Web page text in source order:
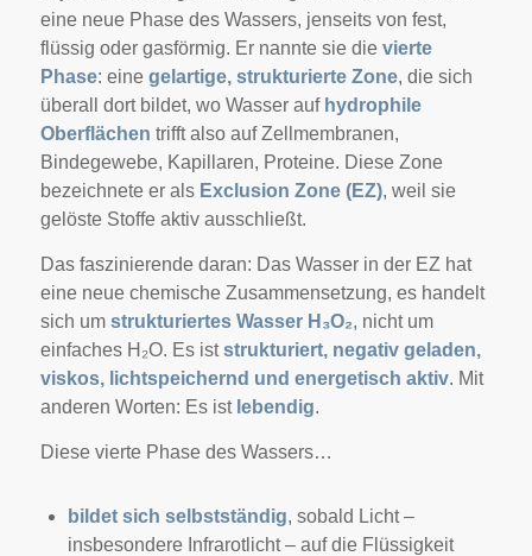
eine neue Phase des Wassers, jenseits von fest,
flüssig oder gasförmig. Er nannte sie die vierte
Phase: eine gelartige, strukturierte Zone, die sich
überall dort bildet, wo Wasser auf hydrophile
Oberflächen trifft also auf Zellmembranen,
Bindegewebe, Kapillaren, Proteine. Diese Zone
bezeichnete er als Exclusion Zone (EZ), weil sie
gelöste Stoffe aktiv ausschließt.
Das faszinierende daran: Das Wasser in der EZ hat
eine neue chemische Zusammensetzung, es handelt
sich um strukturiertes Wasser H₃O₂, nicht um
einfaches H₂O. Es iststrukturiert, negativ geladen,
viskos, lichtspeichernd und energetisch aktiv. Mit
anderen Worten: Es ist lebendig.
Diese vierte Phase des Wassers…
bildet sich selbstständig, sobald Licht –
insbesondere Infrarotlicht – auf die Flüssigkeit